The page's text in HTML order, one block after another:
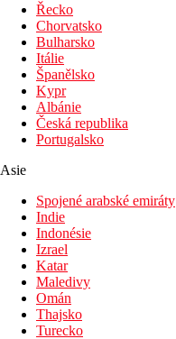
Řecko
Chorvatsko
Bulharsko
Itálie
Španělsko
Kypr
Albánie
Česká republika
Portugalsko
Asie
Spojené arabské emiráty
Indie
Indonésie
Izrael
Katar
Maledivy
Omán
Thajsko
Turecko